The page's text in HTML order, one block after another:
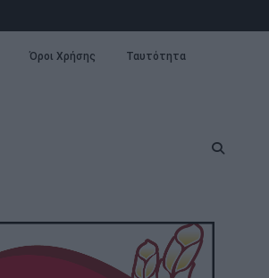
Όροι Χρήσης Ταυτότητα